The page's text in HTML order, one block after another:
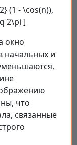
(1 - \cos(n)),
2\pi ]
окно
начальных и
что
связанные